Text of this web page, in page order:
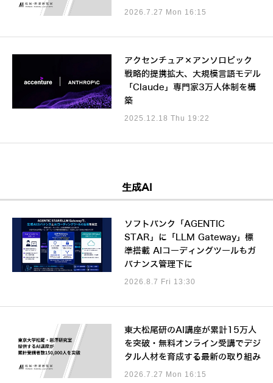
2026.7.27 Mon 16:15
アクセンチュア×アンソロピック
戦略的提携拡大、大規模言語モデル
「Claude」専門家3万人体制を構
築
2025.12.18 Thu 19:22
生成AI
ソフトバンク「AGENTIC
STAR」に「LLM Gateway」標
準搭載 AIコーディングツールもガ
バナンス管理下に
2026.8.7 Fri 13:30
東大松尾研のAI講座が累計15万人
を突破・無料オンライン受講でデジ
タル人材を育成する最新の取り組み
2026.7.27 Mon 16:15